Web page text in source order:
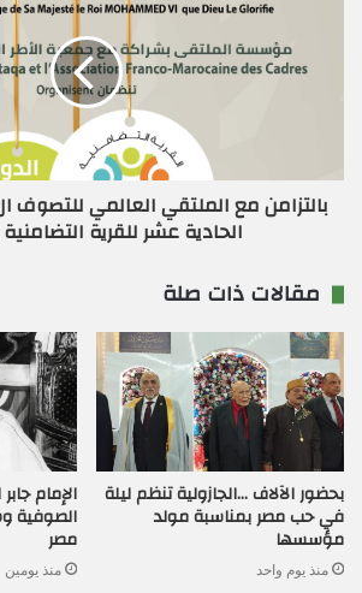
الحادية عشر للقرية
مقالات ذات صلة
بحضور الآلاف …الجازولية تنظم ليلة
في حب مصر بمناسبة مولد
مؤسسها
منذ يوم واحد
الإمام
الصوفية
مصر
منذ يومين